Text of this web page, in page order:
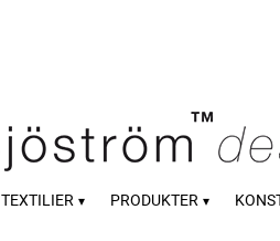
TEXTILIER PRODUKTER